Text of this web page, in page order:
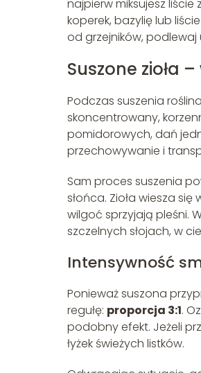
najpierw miksujesz
koperek, bazylię lub
od grzejników,
Suszone zioła
Podczas suszenia
skoncentrowany,
pomidorowych, dań
przechowywanie i
Sam proces suszenia
słońca. Zioła wiesza
wilgoć sprzyjają pleśni.
szczelnych słojach, w
Intensywność
Ponieważ suszona
regułę: proporcja 3:1.
podobny efekt. Jeżeli
łyżek świeżych listków.